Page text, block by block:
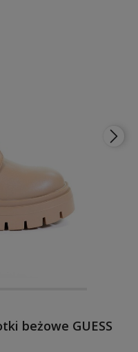
beżowe GUESS